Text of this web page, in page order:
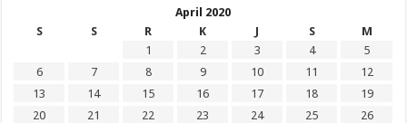
April 2020
S
S R K J S
M
1
2 3 4
5
6
7 8 9 10 11
12
13
14 15 16 17 18
19
20
21 22 23 24 25
26